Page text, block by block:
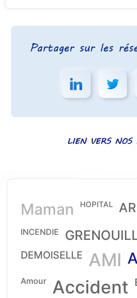
Partager sur les
LIEN VERS NOS
Maman HOPITAL
INCENDIE
DEMOISELLE AMI
Amour Accident